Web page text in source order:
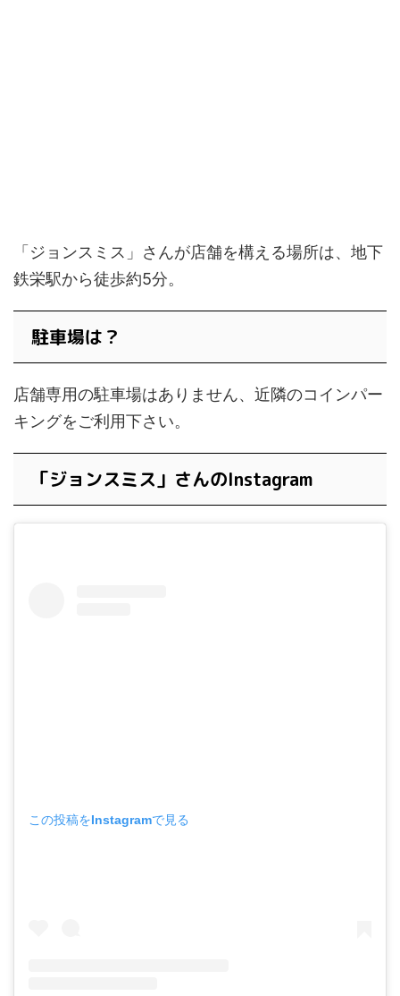
「ジョンスミス」さんが店舗を構える場所は、地下
鉄栄駅から徒歩約5分。
駐車場は？
店舗専用の駐車場はありません、近隣のコインパー
キングをご利用下さい。
「ジョンスミス」さんのInstagram
この投稿をInstagramで見る